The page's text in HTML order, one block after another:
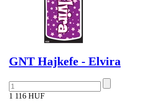
GNT Hajkefe - Elvira
1 116 HUF